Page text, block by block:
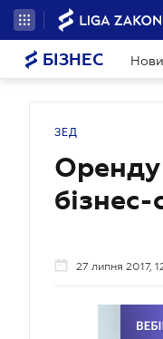
БІЗНЕС
ЗЕД
Оренду
27 липня 2017,